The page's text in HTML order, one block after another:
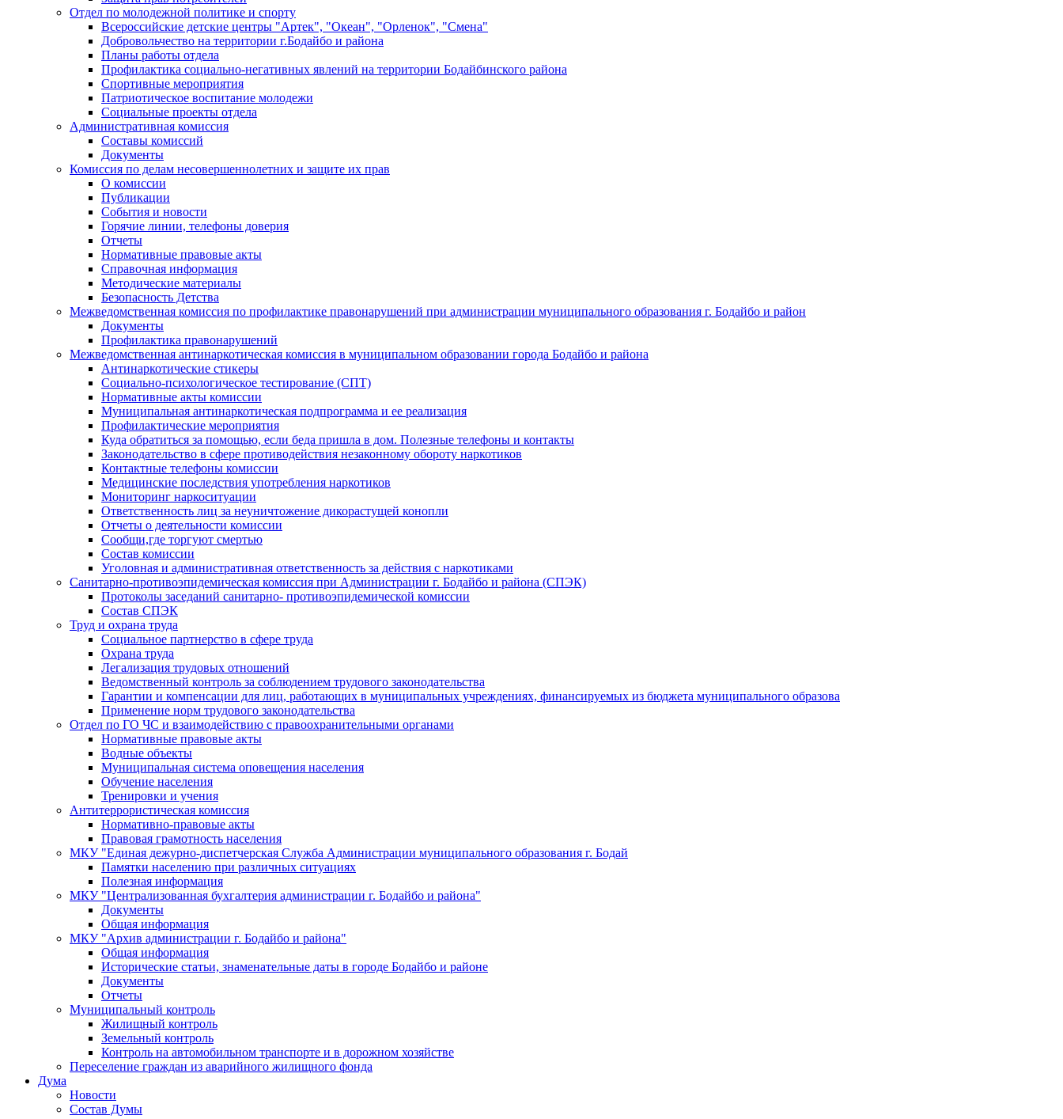
Отдел по молодежной политике и спорту
Всероссийские детские центры "Артек", "Океан", "Орленок", "Смена"
Добровольчество на территории г.Бодайбо и района
Планы работы отдела
Профилактика социально-негативных явлений на территории Бодайбинского района
Спортивные мероприятия
Патриотическое воспитание молодежи
Социальные проекты отдела
Административная комиссия
Составы комиссий
Документы
Комиссия по делам несовершеннолетних и защите их прав
О комиссии
Публикации
События и новости
Горячие линии, телефоны доверия
Отчеты
Нормативные правовые акты
Справочная информация
Методические материалы
Безопасность Детства
Межведомственная комиссия по профилактике правонарушений при администрации муниципального образования г. Бодайбо и район
Документы
Профилактика правонарушений
Межведомственная антинаркотическая комиссия в муниципальном образовании города Бодайбо и района
Антинаркотические стикеры
Социально-психологическое тестирование (СПТ)
Нормативные акты комиссии
Муниципальная антинаркотическая подпрограмма и ее реализация
Профилактические мероприятия
Куда обратиться за помощью, если беда пришла в дом. Полезные телефоны и контакты
Законодательство в сфере противодействия незаконному обороту наркотиков
Контактные телефоны комиссии
Медицинские последствия употребления наркотиков
Мониторинг наркоситуации
Ответственность лиц за неуничтожение дикорастущей конопли
Отчеты о деятельности комиссии
Сообщи,где торгуют смертью
Состав комиссии
Уголовная и административная ответственность за действия с наркотиками
Санитарно-противоэпидемическая комиссия при Администрации г. Бодайбо и района (СПЭК)
Протоколы заседаний санитарно- противоэпидемической комиссии
Состав СПЭК
Труд и охрана труда
Социальное партнерство в сфере труда
Охрана труда
Легализация трудовых отношений
Ведомственный контроль за соблюдением трудового законодательства
Гарантии и компенсации для лиц, работающих в муниципальных учреждениях, финансируемых из бюджета муниципального образова
Применение норм трудового законодательства
Отдел по ГО ЧС и взаимодействию с правоохранительными органами
Нормативные правовые акты
Водные объекты
Муниципальная система оповещения населения
Обучение населения
Тренировки и учения
Антитеррористическая комиссия
Нормативно-правовые акты
Правовая грамотность населения
МКУ "Единая дежурно-диспетчерская Служба Администрации муниципального образования г. Бодай
Памятки населению при различных ситуациях
Полезная информация
МКУ "Централизованная бухгалтерия администрации г. Бодайбо и района"
Документы
Общая информация
МКУ "Архив администрации г. Бодайбо и района"
Общая информация
Исторические статьи, знаменательные даты в городе Бодайбо и районе
Документы
Отчеты
Муниципальный контроль
Жилищный контроль
Земельный контроль
Контроль на автомобильном транспорте и в дорожном хозяйстве
Переселение граждан из аварийного жилищного фонда
Дума
Новости
Состав Думы